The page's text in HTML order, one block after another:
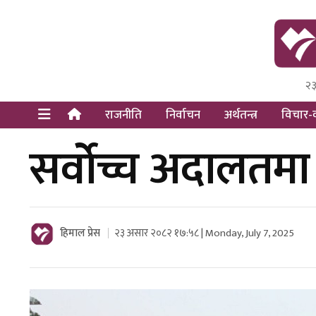
Himal
Dot
राजनीति निर्वाचन अर्थतन्त्र विचार-
सर्वोच्च
हिमाल प्रेस २३ असार २०८२ १७:५८ | Monday, July 7, 2025